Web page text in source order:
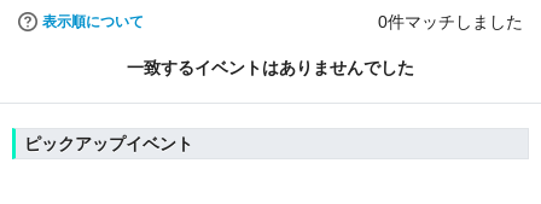
表示順について 0件マッチしました
一致するイベントはありませんでした
ピックアップイベント